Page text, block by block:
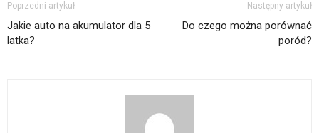
Poprzedni artykuł
Jakie auto na akumulator dla 5
latka?
Następny artykuł
Do czego można porównać
poród?